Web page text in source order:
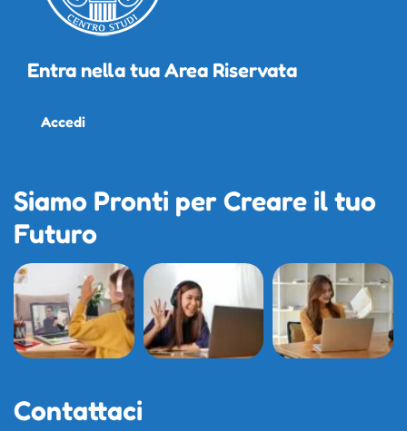
Entra nella tua Area Riservata
Accedi
Siamo Pronti per Creare il tuo
Futuro
Contattaci